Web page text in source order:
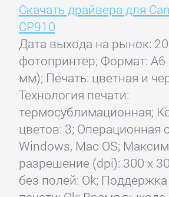
Скачать драйвера для
CP910
Дата выхода на рынок:
фотопринтер; Формат:
мм); Печать: цветная и
Технология печати:
термосублимационная;
цветов: 3; Операционная
Windows, Mac OS;
разрешение (dpi): 300 x
без полей: Ok;